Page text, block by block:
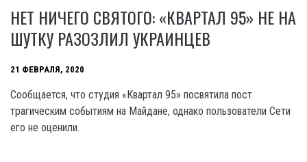
НЕТ НИЧЕГО СВЯТОГО: «КВАРТАЛ 95» НЕ НА
ШУТКУ РАЗОЗЛИЛ УКРАИНЦЕВ
21 ФЕВРАЛЯ, 2020
Сообщается, что студия «Квартал 95» посвятила пост
трагическим событиям на Майдане, однако пользователи Сети
его не оценили.